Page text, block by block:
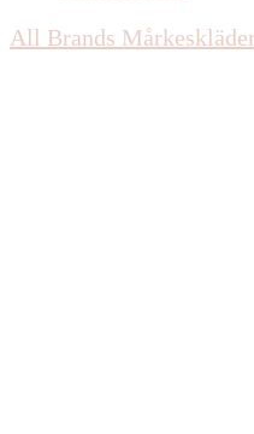
All Brands